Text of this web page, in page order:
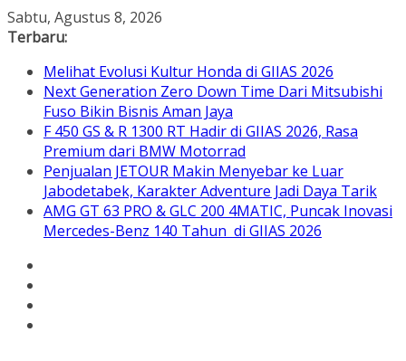
Skip
to
Sabtu, Agustus 8, 2026
Terbaru:
Melihat Evolusi Kultur Honda di GIIAS 2026
Next Generation Zero Down Time Dari Mitsubishi
Fuso Bikin Bisnis Aman Jaya
F 450 GS & R 1300 RT Hadir di GIIAS 2026, Rasa
Premium dari BMW Motorrad
Penjualan JETOUR Makin Menyebar ke Luar
Jabodetabek, Karakter Adventure Jadi Daya Tarik
AMG GT 63 PRO & GLC 200 4MATIC, Puncak Inovasi
Mercedes-Benz 140 Tahun di GIIAS 2026